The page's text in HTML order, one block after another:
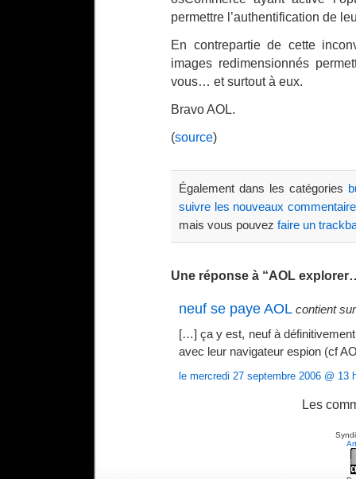
permettre l’authentification de
En contrepartie de cette
images redimensionnés
vous… et surtout à eux.
Bravo AOL.
(source)
Également dans les catégories
suivre les nouveaux
mais vous pouvez faire un
Une réponse à “AOL
neuf se paye AOL contient
[…] ça y est, neuf à définitivement
avec leur navigateur espion (cf
le mercredi 27 septembre 2006 @ 13
Les